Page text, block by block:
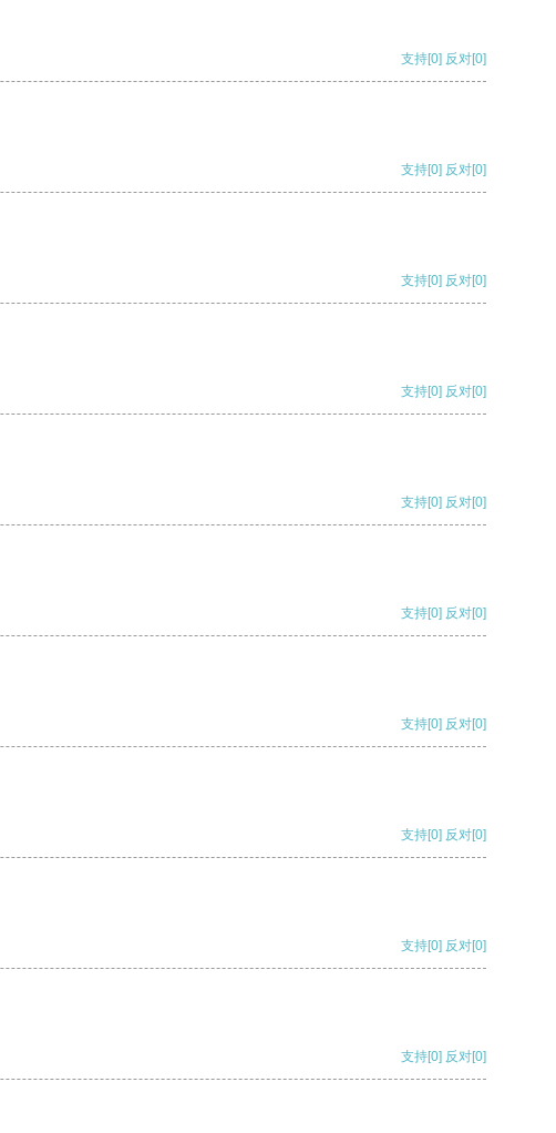
支持[0] 反对[0]
支持[0] 反对[0]
支持[0] 反对[0]
支持[0] 反对[0]
支持[0] 反对[0]
支持[0] 反对[0]
支持[0] 反对[0]
支持[0] 反对[0]
支持[0] 反对[0]
支持[0] 反对[0]